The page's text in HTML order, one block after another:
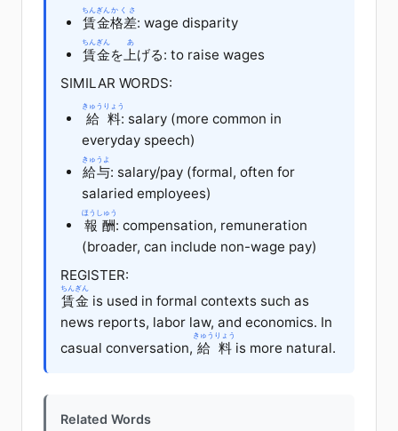
賃金
ちんぎん
格差
かくさ
: wage disparity
賃金
ちんぎん
を 上
あ
げる: to raise wages
SIMILAR WORDS:
給料
きゅうりょう
: salary (more common in
everyday speech)
給与
きゅうよ
: salary/pay (formal, often for
salaried employees)
報酬
ほうしゅう
: compensation, remuneration
(broader, can include non-wage pay)
REGISTER:
賃金
ちんぎん
is used in formal contexts such as
news reports, labor law, and economics. In
casual conversation, 給料
きゅうりょう
is more natural.
Related Words